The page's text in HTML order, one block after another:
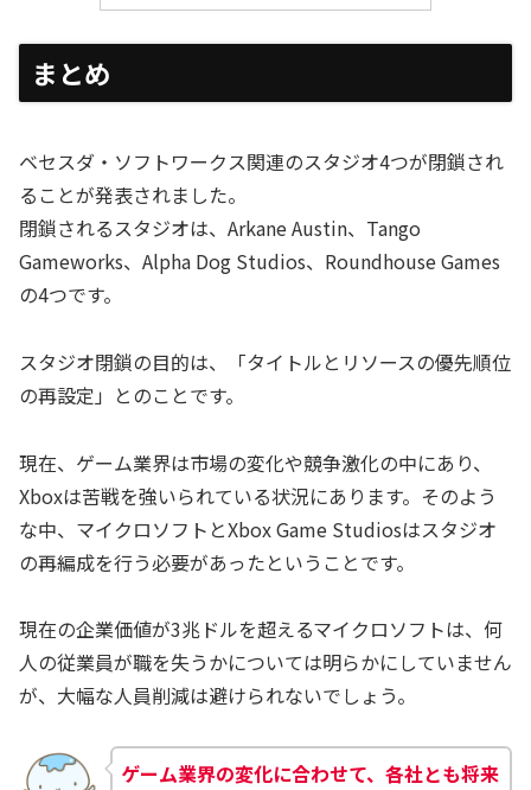
まとめ
ベセスダ・ソフトワークス関連のスタジオ4つが閉鎖され
ることが発表されました。
閉鎖されるスタジオは、Arkane Austin、Tango
Gameworks、Alpha Dog Studios、Roundhouse Games
の4つです。
スタジオ閉鎖の目的は、「タイトルとリソースの優先順位
の再設定」とのことです。
現在、ゲーム業界は市場の変化や競争激化の中にあり、
Xboxは苦戦を強いられている状況にあります。そのよう
な中、マイクロソフトとXbox Game Studiosはスタジオ
の再編成を行う必要があったということです。
現在の企業価値が3兆ドルを超えるマイクロソフトは、何
人の従業員が職を失うかについては明らかにしていません
が、大幅な人員削減は避けられないでしょう。
ゲーム業界の変化に合わせて、各社とも将来